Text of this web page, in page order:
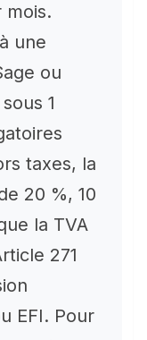
mois.
une
ou
1
taxes, la
20 %, 10
la TVA
271
EFI. Pour